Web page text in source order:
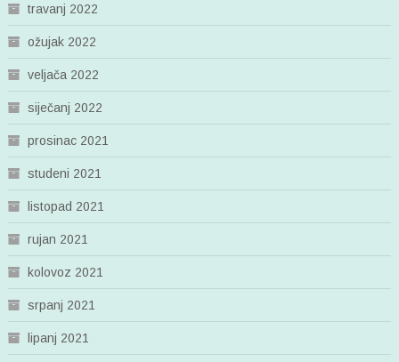
travanj 2022
ožujak 2022
veljača 2022
siječanj 2022
prosinac 2021
studeni 2021
listopad 2021
rujan 2021
kolovoz 2021
srpanj 2021
lipanj 2021